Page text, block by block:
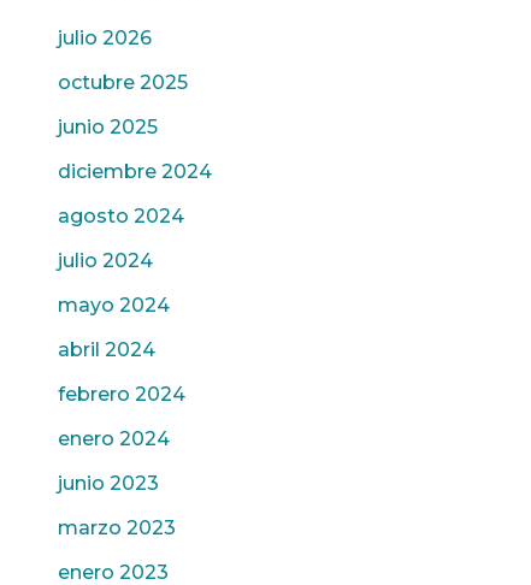
julio 2026
octubre 2025
junio 2025
diciembre 2024
agosto 2024
julio 2024
mayo 2024
abril 2024
febrero 2024
enero 2024
junio 2023
marzo 2023
enero 2023